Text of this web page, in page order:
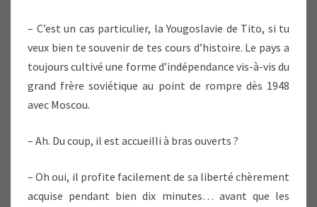
– C’est un cas particulier, la Yougoslavie de Tito, si tu
veux bien te souvenir de tes cours d’histoire. Le pays a
toujours cultivé une forme d’indépendance vis-à-vis du
grand frère soviétique au point de rompre dès 1948
avec Moscou.
– Ah. Du coup, il est accueilli à bras ouverts ?
– Oh oui, il profite facilement de sa liberté chèrement
acquise pendant bien dix minutes… avant que les